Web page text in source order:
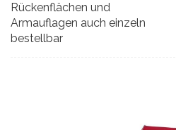
Rückenflächen und
Armauflagen auch einzeln
bestellbar